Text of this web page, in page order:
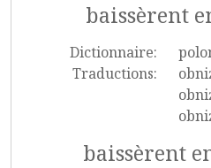
baissèrent
Dictionnaire:
Traductions:
baissèrent